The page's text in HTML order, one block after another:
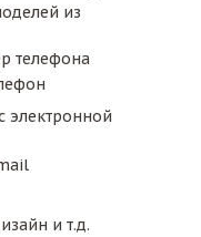
из
телефона
электронной
и т.д.